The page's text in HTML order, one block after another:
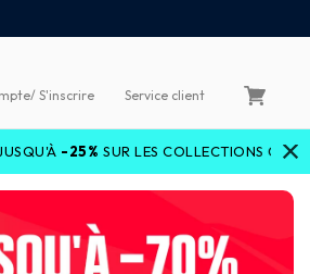
/ S'inscrire Service client
SUR LES COLLECTIONS COURANTES